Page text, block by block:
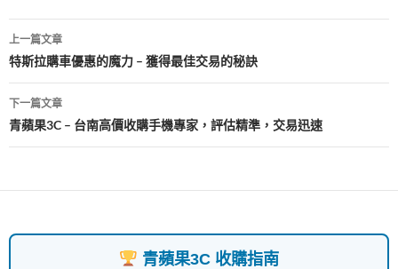
k
p
文
章
導
覽
上一篇文章
特斯拉購車優惠的魔力 – 獲得最佳交易的秘訣
下一篇文章
青蘋果3C – 台南高價收購手機專家，評估精準，交易迅速
青蘋果3C 收購指南